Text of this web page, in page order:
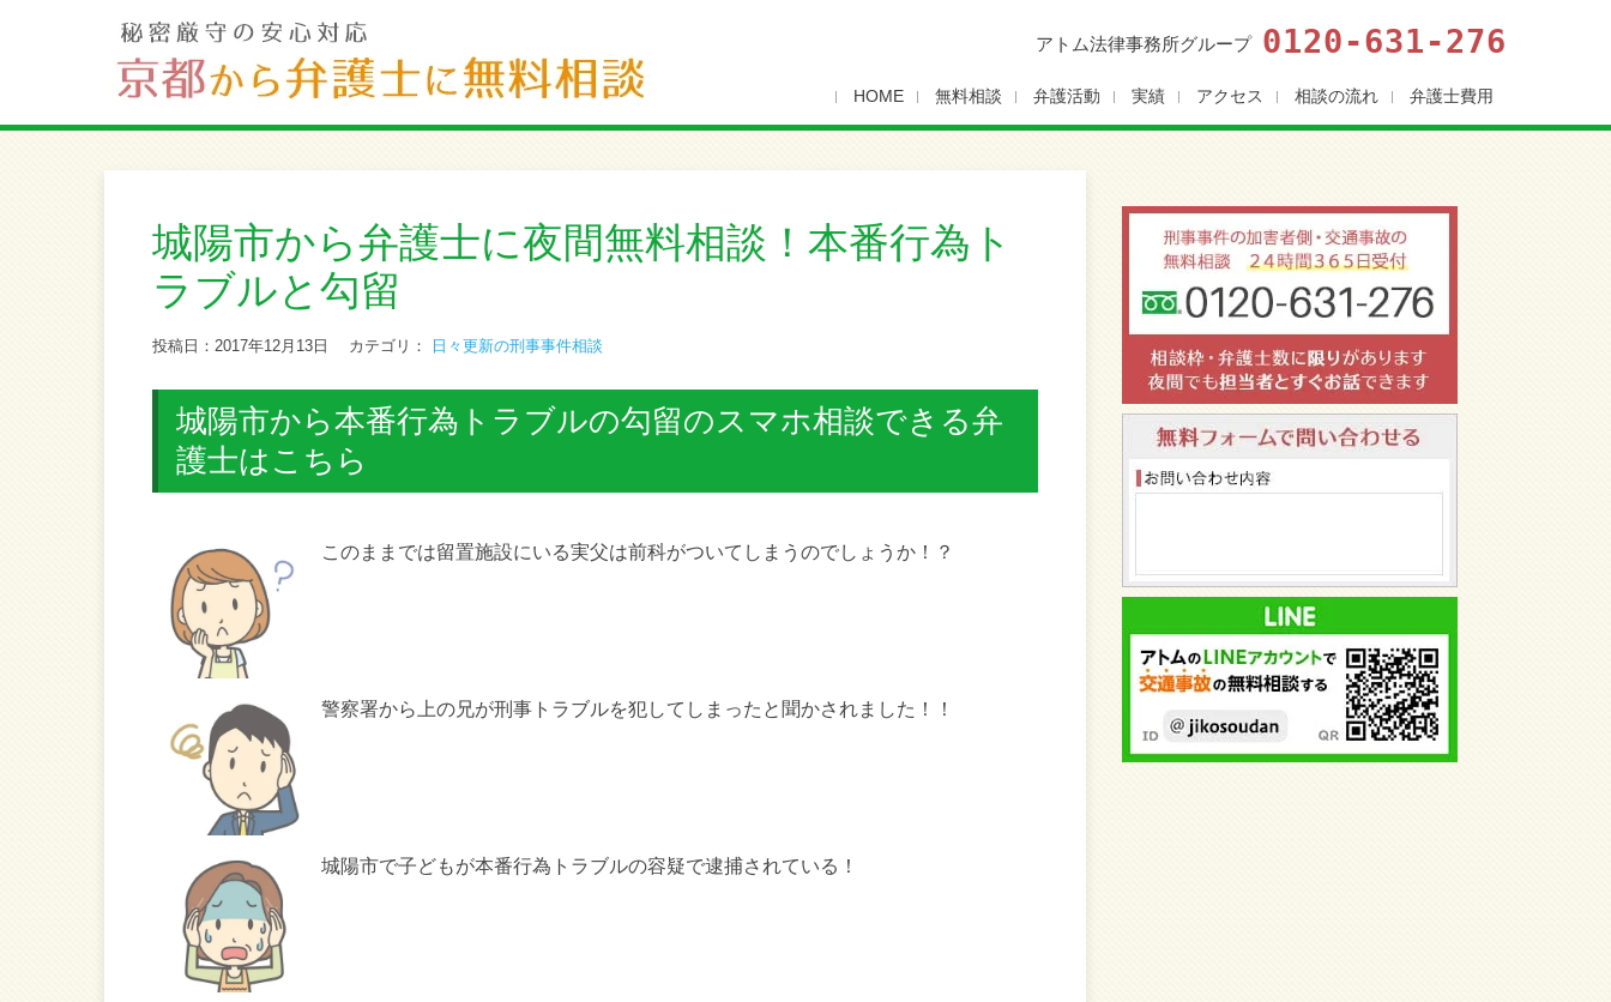
アトム法律事務所グループ 0120-631-276
HOME 無料相談 弁護活動 実績 アクセス 相談の流れ 弁護士費用
城陽市から弁護士に夜間無料相談！本番行為ト
ラブルと勾留
投稿日：2017年12月13日 カテゴリ： 日々更新の刑事事件相談
城陽市から本番行為トラブルの勾留のスマホ相談できる弁
護士はこちら
このままでは留置施設にいる実父は前科がついてしまうのでしょうか！？
警察署から上の兄が刑事トラブルを犯してしまったと聞かされました！！
城陽市で子どもが本番行為トラブルの容疑で逮捕されている！